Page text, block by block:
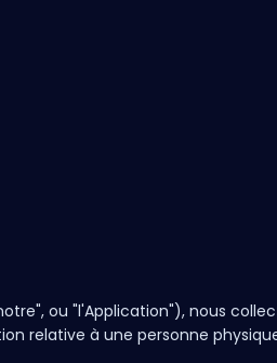
ou "l'Application"), nous
relative à une personne